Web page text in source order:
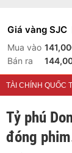
Giá vàng SJC
Mua vào
Bán ra
TÀI CHÍNH QUỐC
Tỷ phú
đóng